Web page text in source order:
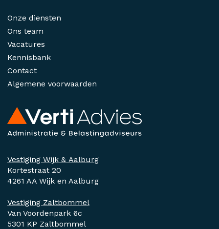
Vestiging Wijk & Aalburg
Kortestraat 20
4261 AA Wijk en Aalburg
Vestiging Zaltbommel
Van Voordenpark 6c
5301 KP Zaltbommel
Onze diensten
Ons team
Vacatures
Kennisbank
Contact
Algemene voorwaarden